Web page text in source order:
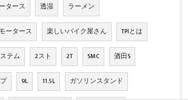
タース 透湿 ラーメン
ータース 楽しいバイク屋さん TPIとは
テム 2スト 2T SMC 酒田S
9L 11.5L ガソリンスタンド